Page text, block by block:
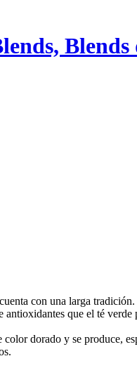
Blends
con una larga
que el té verde
dorado y se produce,